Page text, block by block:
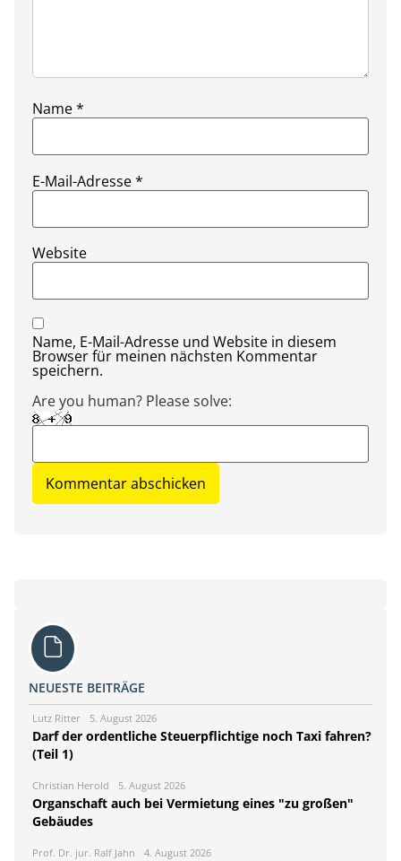
Name*
E-Mail-Adresse*
Website
Name, E-Mail-Adresse und Website in diesem
Browser für meinen nächsten Kommentar
speichern.
Are you human? Please solve:
NEUESTE BEITRÄGE
Lutz Ritter 5. August 2026
Darf der ordentliche Steuerpflichtige noch Taxi fahren?
(Teil 1)
Christian Herold 5. August 2026
Organschaft auch bei Vermietung eines "zu großen"
Gebäudes
Prof. Dr. jur. Ralf Jahn 4. August 2026